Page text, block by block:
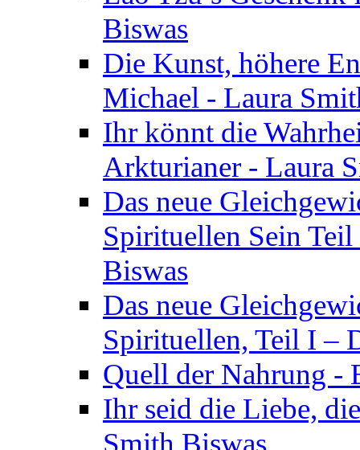
Biswas
Die Kunst, höhere
Michael - Laura
Ihr könnt die
Arkturianer - Laura
Das neue
Spirituellen Sein
Biswas
Das neue
Spirituellen, Teil I –
Quell der Nahrung -
Ihr seid die Liebe,
Smith Biswas